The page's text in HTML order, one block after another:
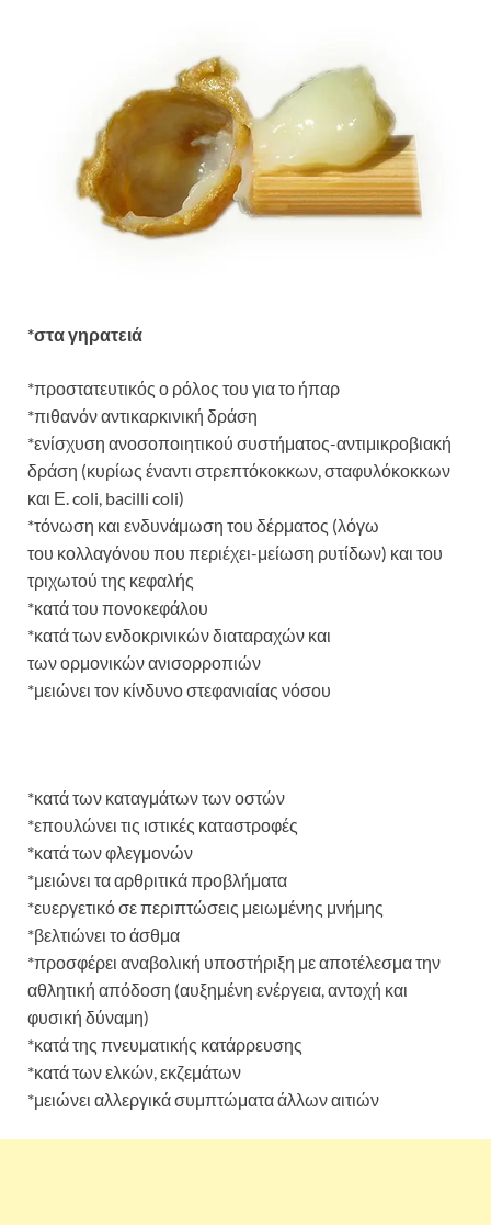
*στα γηρατειά
*προστατευτικός ο ρόλος του για το ήπαρ
*πιθανόν αντικαρκινική δράση
*ενίσχυση ανοσοποιητικού συστήματος-αντιμικροβιακή
δράση (κυρίως έναντι στρεπτόκοκκων, σταφυλόκοκκων
και Ε. coli, bacilli coli)
*τόνωση και ενδυνάμωση του δέρματος (λόγω
του κολλαγόνου που περιέχει-μείωση ρυτίδων) και του
τριχωτού της κεφαλής
*κατά του πονοκεφάλου
*κατά των ενδοκρινικών διαταραχών και
των ορμονικών ανισορροπιών
*μειώνει τον κίνδυνο στεφανιαίας νόσου
*κατά των καταγμάτων των οστών
*επουλώνει τις ιστικές καταστροφές
*κατά των φλεγμονών
*μειώνει τα αρθριτικά προβλήματα
*ευεργετικό σε περιπτώσεις μειωμένης μνήμης
*βελτιώνει το άσθμα
*προσφέρει αναβολική υποστήριξη με αποτέλεσμα την
αθλητική απόδοση (αυξημένη ενέργεια, αντοχή και
φυσική δύναμη)
*κατά της πνευματικής κατάρρευσης
*κατά των ελκών, εκζεμάτων
*μειώνει αλλεργικά συμπτώματα άλλων αιτιών